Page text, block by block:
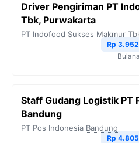
o
o
e
r
a
A
p
i
k
Driver Pengiriman PT
Tbk, Purwakarta
PT Indofood Sukses Makmur
Rp
Staff Gudang Logistik PT
Bandung
PT Pos Indonesia Bandung
Rp